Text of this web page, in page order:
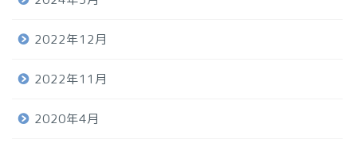
2022年12月
2022年11月
2020年4月